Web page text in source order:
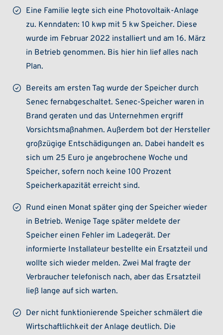
Eine Familie legte sich eine Photovoltaik-Anlage
zu. Kenndaten: 10 kwp mit 5 kw Speicher. Diese
wurde im Februar 2022 installiert und am 16. März
in Betrieb genommen. Bis hier hin lief alles nach
Plan.
Bereits am ersten Tag wurde der Speicher durch
Senec fernabgeschaltet. Senec-Speicher waren in
Brand geraten und das Unternehmen ergriff
Vorsichtsmaßnahmen. Außerdem bot der Hersteller
großzügige Entschädigungen an. Dabei handelt es
sich um 25 Euro je angebrochene Woche und
Speicher, sofern noch keine 100 Prozent
Speicherkapazität erreicht sind.
Rund einen Monat später ging der Speicher wieder
in Betrieb. Wenige Tage später meldete der
Speicher einen Fehler im Ladegerät. Der
informierte Installateur bestellte ein Ersatzteil und
wollte sich wieder melden. Zwei Mal fragte der
Verbraucher telefonisch nach, aber das Ersatzteil
ließ lange auf sich warten.
Der nicht funktionierende Speicher schmälert die
Wirtschaftlichkeit der Anlage deutlich. Die